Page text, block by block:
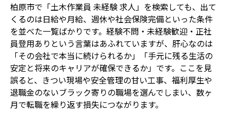
柏原市で「土木作業員 未経験 求人」を検索しても、出て
くるのは日給や月給、週休や社会保険完備といった条件
を並べた一覧ばかりです。経験不問・未経験歓迎・正社
員登用ありという言葉はあふれていますが、肝心なのは
「その会社で本当に続けられるか」「手元に残る生活の
安定と将来のキャリアが確保できるか」です。ここを見
誤ると、きつい現場や安全管理の甘い工事、福利厚生や
退職金のないブラック寄りの職場を選んでしまい、数ヶ
月で転職を繰り返す損失につながります。